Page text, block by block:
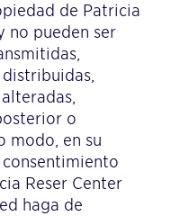
de Patricia
no pueden ser
o
modo, en su
Reser Center
haga de